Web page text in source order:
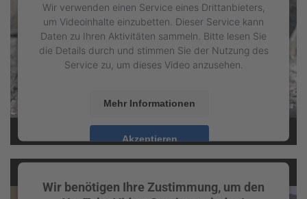
Wir verwenden einen Service eines Drittanbieters,
um Videoinhalte einzubetten. Dieser Service kann
Daten zu Ihren Aktivitäten sammeln. Bitte lesen Sie
die Details durch und stimmen Sie der Nutzung des
Service zu, um dieses Video anzusehen.
Mehr Informationen
Akzeptieren
powered byUsercentrics Consent Management
Wir benötigen Ihre Zustimmung, um den